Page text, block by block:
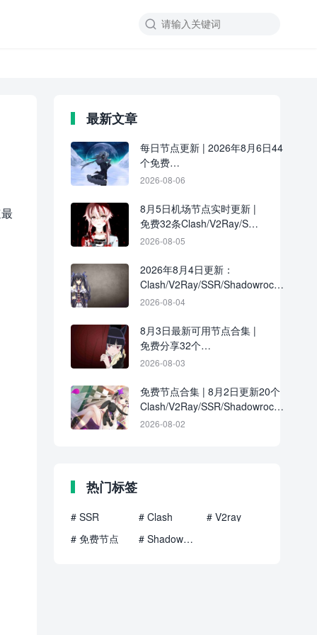

最新文章
每日节点更新 | 2026年8月6日44
个免费
Clash/V2Ray/SSR/Shadowrocket
2026-08-06
8月5日机场节点实时更新 |
免费32条Clash/V2Ray/SSR
订阅链接分享
2026-08-05
2026年8月4日更新：
Clash/V2Ray/SSR/Shadowrocket
共39条免费节点
2026-08-04
8月3日最新可用节点合集 |
免费分享32个
Clash/V2Ray/SSR订阅链接
2026-08-03
免费节点合集 | 8月2日更新20个
Clash/V2Ray/SSR/Shadowrocket
订阅地址
2026-08-02
热门标签
# SSR # Clash
# V2ray
# 免费节点
# Shadowrocket